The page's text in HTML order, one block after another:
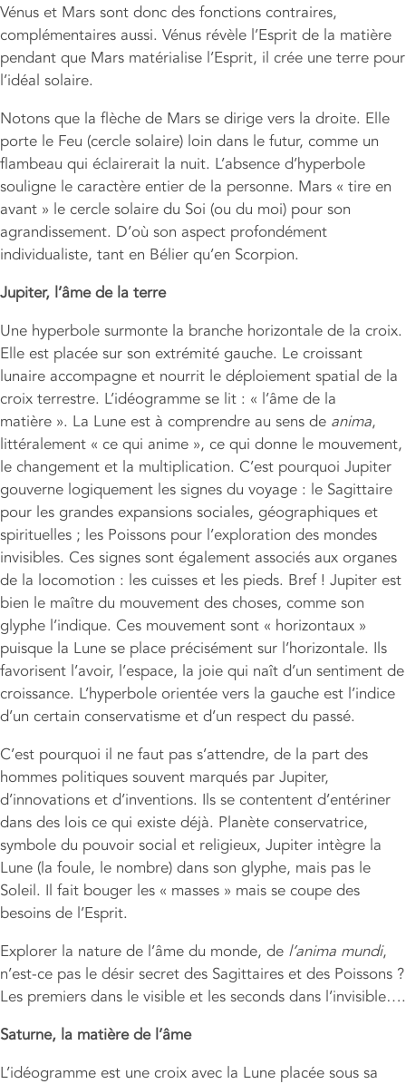
Vénus et Mars sont donc des fonctions contraires,
complémentaires aussi. Vénus révèle l’Esprit de la matière
pendant que Mars matérialise l’Esprit, il crée une terre pour
l’idéal solaire.
Notons que la flèche de Mars se dirige vers la droite. Elle
porte le Feu (cercle solaire) loin dans le futur, comme un
flambeau qui éclairerait la nuit. L’absence d’hyperbole
souligne le caractère entier de la personne. Mars « tire en
avant » le cercle solaire du Soi (ou du moi) pour son
agrandissement. D’où son aspect profondément
individualiste, tant en Bélier qu’en Scorpion.
Jupiter, l’âme de la terre
Une hyperbole surmonte la branche horizontale de la croix.
Elle est placée sur son extrémité gauche. Le croissant
lunaire accompagne et nourrit le déploiement spatial de la
croix terrestre. L’idéogramme se lit : « l’âme de la
matière ». La Lune est à comprendre au sens de anima,
littéralement « ce qui anime », ce qui donne le mouvement,
le changement et la multiplication. C’est pourquoi Jupiter
gouverne logiquement les signes du voyage : le Sagittaire
pour les grandes expansions sociales, géographiques et
spirituelles ; les Poissons pour l’exploration des mondes
invisibles. Ces signes sont également associés aux organes
de la locomotion : les cuisses et les pieds. Bref ! Jupiter est
bien le maître du mouvement des choses, comme son
glyphe l’indique. Ces mouvement sont « horizontaux »
puisque la Lune se place précisément sur l’horizontale. Ils
favorisent l’avoir, l’espace, la joie qui naît d’un sentiment de
croissance. L’hyperbole orientée vers la gauche est l’indice
d’un certain conservatisme et d’un respect du passé.
C’est pourquoi il ne faut pas s’attendre, de la part des
hommes politiques souvent marqués par Jupiter,
d’innovations et d’inventions. Ils se contentent d’entériner
dans des lois ce qui existe déjà. Planète conservatrice,
symbole du pouvoir social et religieux, Jupiter intègre la
Lune (la foule, le nombre) dans son glyphe, mais pas le
Soleil. Il fait bouger les « masses » mais se coupe des
besoins de l’Esprit.
Explorer la nature de l’âme du monde, de l’anima mundi,
n’est-ce pas le désir secret des Sagittaires et des Poissons ?
Les premiers dans le visible et les seconds dans l’invisible….
Saturne, la matière de l’âme
L’idéogramme est une croix avec la Lune placée sous sa